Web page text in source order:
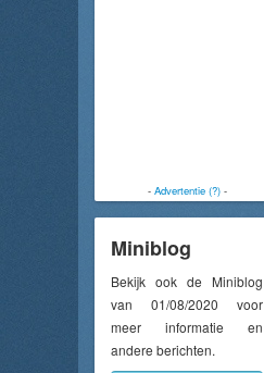
- Advertentie (?)-
Miniblog
Bekijk ook de Miniblog
van 01/08/2020 voor
meer informatie en
andere berichten.